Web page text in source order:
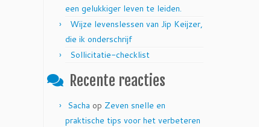
een gelukkiger leven te leiden.
Wijze levenslessen van Jip Keijzer,
die ik onderschrijf
Sollicitatie-checklist
Recente reacties
Sacha op Zeven snelle en
praktische tips voor het verbeteren